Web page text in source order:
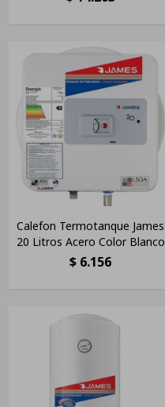
Calefon Termotanque James
20 Litros Acero Color Blanco
$ 6.156